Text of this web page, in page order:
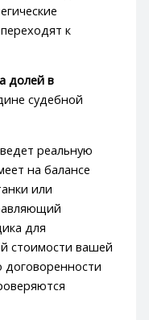
к
долей в
судебной
реальную
на балансе
или
для
стоимости вашей
договоренности